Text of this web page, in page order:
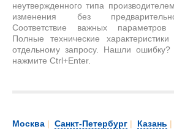
неутвержденного типа
изменения без
Соответствие важных параметров
Полные технические
отдельному запросу. Нашли
нажмите Ctrl+Enter.
Москва | Санкт-Петербург | Казань |